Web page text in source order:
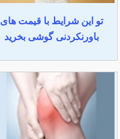
تو این شرایط با قیمت های
باورنکردنی گوشی بخرید